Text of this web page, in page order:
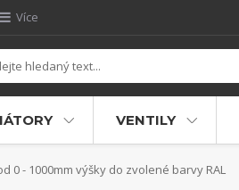
Více
VENTILY
0 - 1000mm výšky do zvolené barvy RAL